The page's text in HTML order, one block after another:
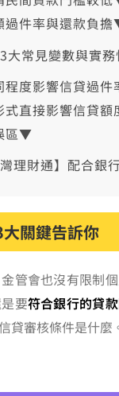
過件率與還款負
大常見變數與實
程度影響信貸過
式直接影響信貸
區▼
理財通】配合銀
關鍵告訴你
管會也沒有限制
要符合銀行的貸
貸審核條件是什麼